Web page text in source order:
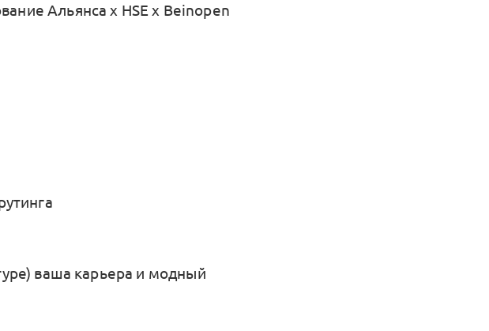
Альянса x HSE x Beinopen
ваша карьера и модный